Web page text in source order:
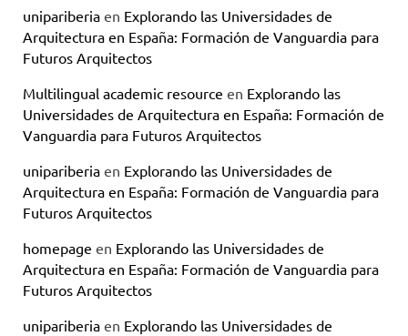
unipariberia en Explorando las Universidades de
Arquitectura en España: Formación de Vanguardia para
Futuros Arquitectos
Multilingual academic resource en Explorando las
Universidades de Arquitectura en España: Formación de
Vanguardia para Futuros Arquitectos
unipariberia en Explorando las Universidades de
Arquitectura en España: Formación de Vanguardia para
Futuros Arquitectos
homepage en Explorando las Universidades de
Arquitectura en España: Formación de Vanguardia para
Futuros Arquitectos
unipariberia en Explorando las Universidades de